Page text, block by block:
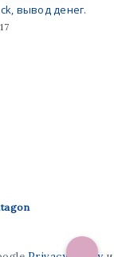
вывод денег.